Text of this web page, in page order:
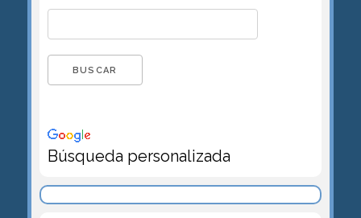
Búsqueda personalizada